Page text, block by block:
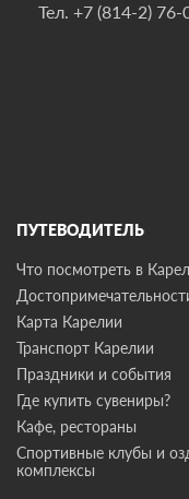
Тел. +7 (814-2) 76-
ПУТЕВОДИТЕЛЬ
Что посмотреть в
Карта Карелии
Транспорт Карелии
Праздники и события
Где купить сувениры?
Кафе, рестораны
Спортивные клубы и
комплексы